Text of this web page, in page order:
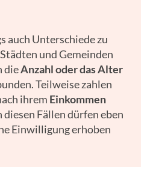
auch Unterschiede zu
und Gemeinden
dieAnzahl oder das Alter
Teilweise zahlen
ihrem Einkommen
diesen Fällen dürfen eben
Einwilligung erhoben